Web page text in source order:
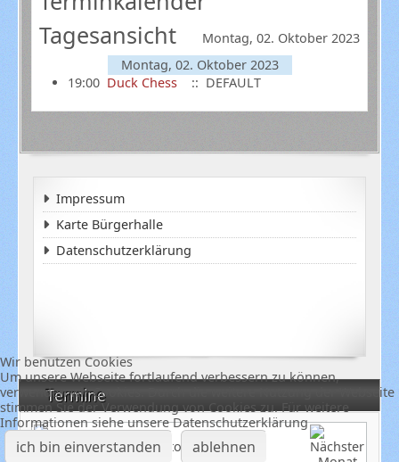
Termine
Oktober 2023
Tagesansicht
Montag, 02. Oktober 2023
Montag, 02. Oktober 2023
19:00 Duck Chess :: DEFAULT
Impressum
Karte Bürgerhalle
Datenschutzerklärung
Wir benutzen Cookies
Um unsere Webseite fortlaufend verbessern zu können,
verwenden wir Cookies. Durch die weitere Nutzung der Webseite
stimmen Sie der Verwendung von Cookies zu. Für weitere
Informationen siehe unsere Datenschutzerklärung
ich bin einverstanden ablehnen